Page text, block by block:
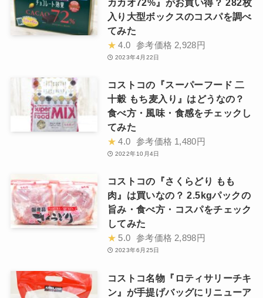
カカオ72%』がお買い得？ 282枚
入り大型ボックスのコスパを調べ
てみた
★ 4.0 参考価格 2,928円
2023年4月22日
コストコの『スーパーフード 二
十穀 もち麦入り』はどうなの？
食べ方・風味・食感をチェックし
てみた
★ 4.0 参考価格 1,480円
2022年10月4日
コストコの『さくらどり もも
肉』は買いなの？ 2.5kgパックの
旨み・食べ方・コスパをチェック
してみた
★ 5.0 参考価格 2,898円
2023年6月25日
コストコ名物『ロティサリーチキ
ン』が手提げバッグにリニューア